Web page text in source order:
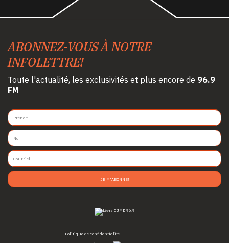
ABONNEZ-VOUS À NOTRE
INFOLETTRE!
Toute l'actualité, les exclusivités et plus encore de 96.9
FM
JE M'ABONNE!
Politique de confidentialité